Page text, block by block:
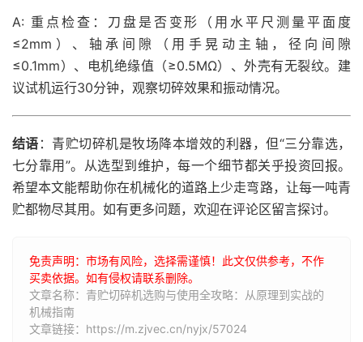
A: 重点检查：刀盘是否变形（用水平尺测量平面度
≤2mm）、轴承间隙（用手晃动主轴，径向间隙
≤0.1mm）、电机绝缘值（≥0.5MΩ）、外壳有无裂纹。建
议试机运行30分钟，观察切碎效果和振动情况。
结语 ：青贮切碎机是牧场降本增效的利器，但“三分靠选，
七分靠用”。从选型到维护，每一个细节都关乎投资回报。
希望本文能帮助你在机械化的道路上少走弯路，让每一吨青
贮都物尽其用。如有更多问题，欢迎在评论区留言探讨。
免责声明：市场有风险，选择需谨慎！此文仅供参考，不作
买卖依据。如有侵权请联系删除。
文章名称：青贮切碎机选购与使用全攻略：从原理到实战的
机械指南
文章链接：https://m.zjvec.cn/nyjx/57024